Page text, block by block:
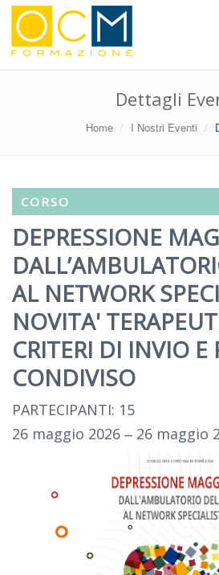
Dettagli
Home I Nostri Eventi
CORSO
DEPRESSIONE
AL NETWORK
NOVITA'
CRITERI DI INVIO
CONDIVISO
PARTECIPANTI: 15
26 maggio 2026 ‒ 26 maggio